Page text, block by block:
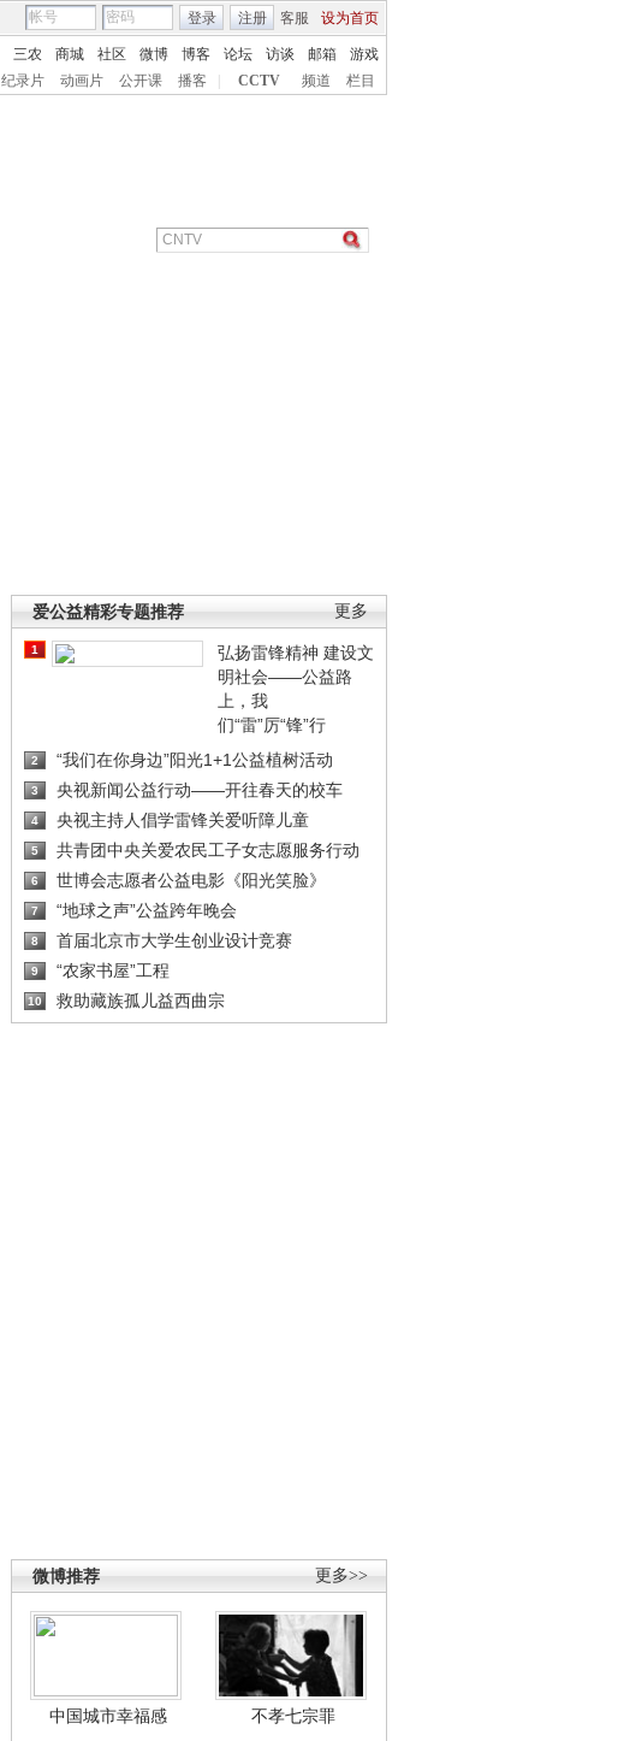
客服 设为首页
登录 注册
三农 商城 社区 微博 博客 论坛 访谈 邮箱
游戏
纪录片 动画片 公开课 播客 CCTV 频道 栏目
更多
爱公益精彩专题推荐
1
弘扬雷锋精神 建设文
明社会——公益路
上，我
们“雷”厉“锋”行
2 “我们在你身边”阳光1+1公益植树活动
3 央视新闻公益行动——开往春天的校车
4 央视主持人倡学雷锋关爱听障儿童
5 共青团中央关爱农民工子女志愿服务行动
6 世博会志愿者公益电影《阳光笑脸》
7 “地球之声”公益跨年晚会
8 首届北京市大学生创业设计竞赛
9 “农家书屋”工程
10 救助藏族孤儿益西曲宗
更多>>
微博推荐
中国城市幸福感
不孝七宗罪